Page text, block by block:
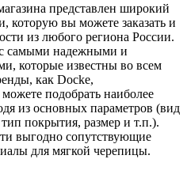
представлен широкий
которую вы можете заказать и
из любого региона России.
самыми надежными и
которые известны во всем
как Docke,
подобрать наиболее
из основных параметров (вид
покрытия, размер и т.п.).
выгодно сопутствующие
для мягкой черепицы.